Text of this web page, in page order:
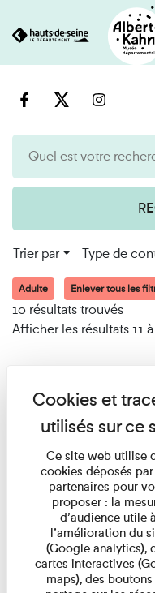
au
Trier par Type de
Adulte Enlever tous les
10 résultats trouvés
Afficher les résultats 11
Cookies et traceurs
Ce site web utilise
cookies déposés
partenaires pour
proposer : la
d’audience utile à
l’amélioration du
(Google analytics),
cartes interactives
maps), des